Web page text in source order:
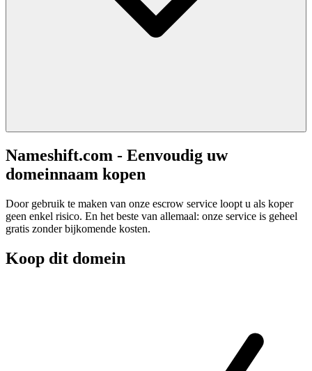
Nameshift.com - Eenvoudig uw
domeinnaam kopen
Door gebruik te maken van onze escrow service loopt u als koper
geen enkel risico. En het beste van allemaal: onze service is geheel
gratis zonder bijkomende kosten.
Koop dit domein